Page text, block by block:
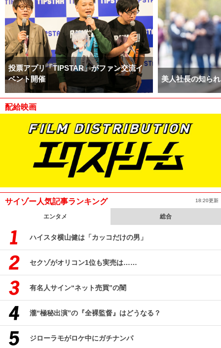
投票アプリ「TIPSTAR」がファン交流イ
ベント開催
美人社長の知ら
配給映画
サイゾー人気記事ランキング 18:20更新
エンタメ 総合
ハイスタ横山健は「カッコだけの男」
セクゾがオリコン1位も実売は……
有名人サイン“ネット売買”の闇
瀧“極秘出演”の『全裸監督』はどうなる？
ジローラモがロケ中にガチナンパ